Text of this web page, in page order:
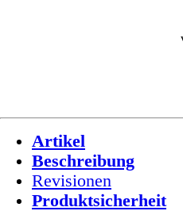
Artikel
Beschreibung
Revisionen
Produktsicherheit